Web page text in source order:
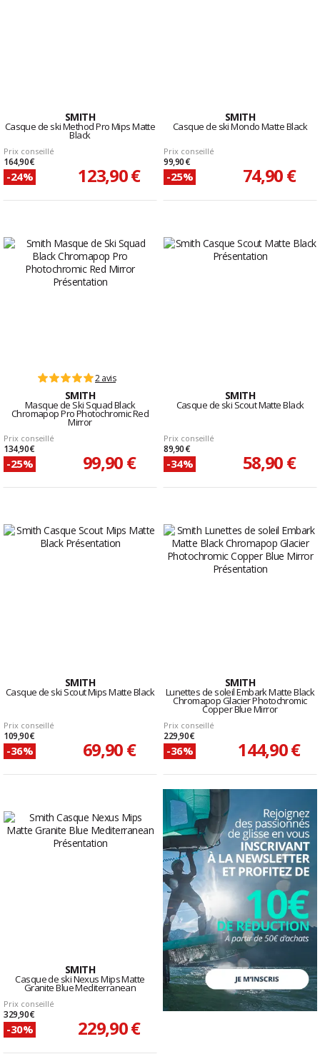
SMITH
Casque de ski Method Pro Mips Matte
Black
Prix conseillé
164,90 €
-24% 123,90 €
SMITH
Casque de ski Mondo Matte Black
Prix conseillé
99,90 €
-25% 74,90 €
2 avis
SMITH
Masque de Ski Squad Black
Chromapop Pro Photochromic Red
Mirror
Prix conseillé
134,90 €
-25% 99,90 €
SMITH
Casque de ski Scout Matte Black
Prix conseillé
89,90 €
-34% 58,90 €
SMITH
Casque de ski Scout Mips Matte Black
Prix conseillé
109,90 €
-36% 69,90 €
SMITH
Lunettes de soleil Embark Matte Black
Chromapop Glacier Photochromic
Copper Blue Mirror
Prix conseillé
229,90 €
-36% 144,90 €
SMITH
Casque de ski Nexus Mips Matte
Granite Blue Mediterranean
Prix conseillé
329,90 €
-30% 229,90 €